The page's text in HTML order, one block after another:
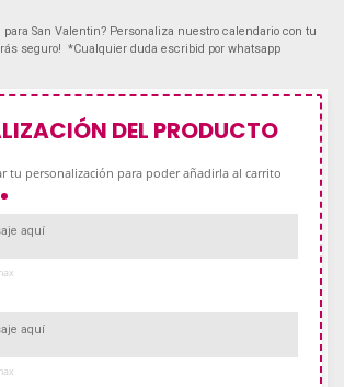
San Valentin? Personaliza nuestro calendario con tu
seguro! *Cualquier duda escribid por whatsapp
DEL PRODUCTO
tu personalización para poder añadirla al carrito